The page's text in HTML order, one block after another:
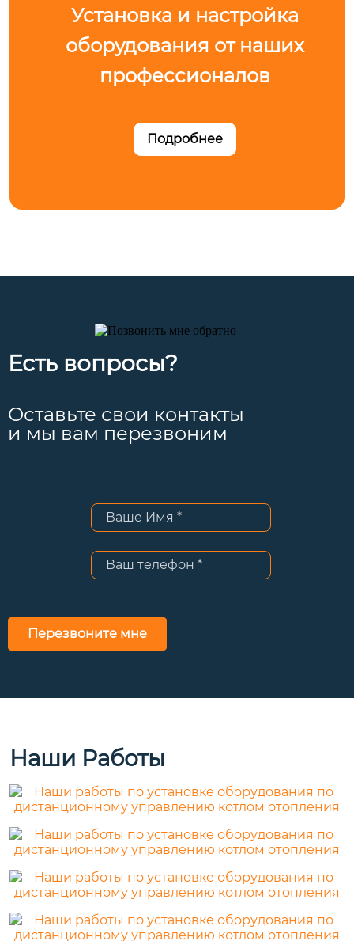
Установка и настройка
оборудования от наших
профессионалов
Подробнее
Есть вопросы?
Оставьте свои контакты
и мы вам перезвоним
Перезвоните мне
Наши Работы